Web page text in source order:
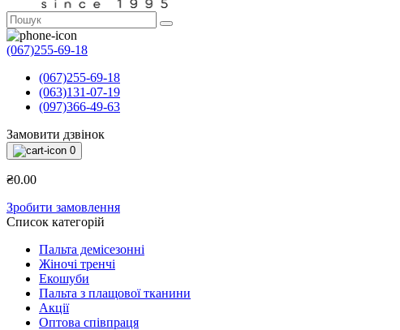
(067)255-69-18
(067)255-69-18
(063)131-07-19
(097)366-49-63
Замовити дзвінок
0
₴0.00
Зробити замовлення
Список категорій
Пальта демісезонні
Жіночі тренчі
Екошуби
Пальта з плащової тканини
Акції
Оптова співпраця